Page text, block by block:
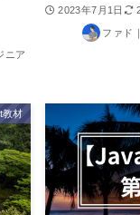
ニア
2023年7月1日
ファド
材